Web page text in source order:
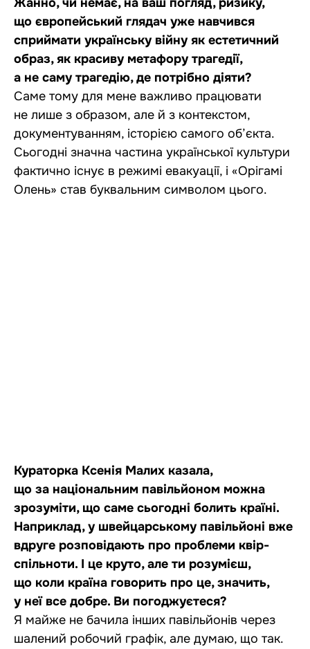
Жанно, чи немає, на ваш погляд, ризику,
що європейський глядач уже навчився
сприймати українську війну як естетичний
образ, як красиву метафору трагедії,
а не саму трагедію, де потрібно діяти?
Саме тому для мене важливо працювати
не лише з образом, але й з контекстом,
документуванням, історією самого об’єкта.
Сьогодні значна частина української культури
фактично існує в режимі евакуації, і «Орігамі
Олень» став буквальним символом цього.
Кураторка Ксенія Малих казала,
що за національним павільйоном можна
зрозуміти, що саме сьогодні болить країні.
Наприклад, у швейцарському павільйоні вже
вдруге розповідають про проблеми квір-
спільноти. І це круто, але ти розумієш,
що коли країна говорить про це, значить,
у неї все добре. Ви погоджуєтеся?
Я майже не бачила інших павільйонів через
шалений робочий графік, але думаю, що так.